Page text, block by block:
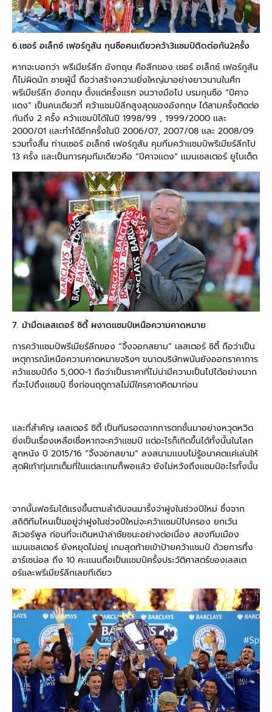
6.เซอร์ อเล็กซ์ เฟอร์กูสัน กุนซือคนเดียวคว้า3เเชมป์ติดต่อกัน2ครั้ง
หากจะบอกว่า พรีเมียร์ลีก อังกฤษ คือลีกของ เซอร์ อเล็กซ์ เฟอร์กูสัน
ก็ไม่ผิดนัก ชายผู้นี้ ถือว่าสร้างความยิ่งใหญ่มาอย่างยาวนานในศึก
พรีเมียร์ลีก อังกฤษ ตั้งเเต่ครั้งเเรก จนวางมือไป บรมกุนซือ “ปีศาจ
เเดง” เป็นคนเดียวที่ คว้าเเชมป์ลีกสูงสุดของอังกฤษ ได้สามครั้งติดต่อ
กันถึง 2 ครั้ง คว้าเเชมป์ได้ในปี 1998/99 , 1999/2000 เเละ
2000/01 เเละทำได้อีกครั้งในปี 2006/07, 2007/08 เเละ 2008/09
รวมทั้งสิ้น ท่านเซอร์ อเล็กซ์ เฟอร์กูสัน คุมทีมคว้าเเชมป์พรีเมียร์ลีกไป
13 ครั้ง เเละเป็นการคุมทีมเดียวคือ “ปีศาจเเดง” เเมนเชสเตอร์ ยูไนเต็ด
7. ม้ามืดเลสเตอร์ ซิตี้ ผงาดเเชมป์เหนือความคาดหมาย
การคว้าเเชมป์พรีเมียร์ลีกของ “จิ้งจอกสยาม” เลสเตอร์ ซิตี้ ถือว่าเป็น
เหตุการณ์เหนือความคาดหมายจริงๆ ขนาดบริษัทพนันยังออกราคาการ
คว้าแชมป์ถึง 5,000-1 ถือว่าเป็นราคาที่ไม่น่ามีความเป็นไปได้อย่างมาก
ที่จะไปถึงเเชมป์ ซึ่งก่อนฤดูกาลไม่มีใครคาดคิดมาก่อน
เเละที่สำคัญ เลสเตอร์ ซิตี้ เป็นทีมรอดจากการตกชั้นมาอย่างหวุดหวิด
ยิ่งเป็นเรื่องเหลือเชื่อหากจะคว้าเเชมป์ เเต่อะไรก็เกิดขึ้นได้ทั้งนั้นในโลก
ลูกหนัง ปี 2015/16 “จิ้งจอกสยาม” ลงสนามเเบบไม่รู้อนาคตเเค่เล่นให้
สุดฝีเท้าทุ่มเทเต็มที่ในเเต่ละเกมก็พอเเล้ว ยังไม่หวังถึงเเชมป์อะไรทั้งนั้น
จากนั้นฟอร์มได้เเรงขึ้นตามลำดับจนมารั้งจ่าฝูงในช่วงปีใหม่ ซึ่งจาก
สถิติทีมไหนเป็นอยู่จ่าฝูงในช่วงปีใหม่จะคว้าเเชมป์ไปครอง ยกเว้น
ลิเวอร์พูล ก่อนที่จะเดินหน้าล่าชัยชนะอย่างต่อเนื่อง สองทีมเมือง
เเมนเชสเตอร์ ยังหยุดไม่อยู่ เกมสุดท้ายเข้าป้ายคว้าเเชมป์ ด้วยการทิ้ง
อาร์เซน่อล ถึง 10 คะเเนนถือเป็นเเชมป์ครั้งประวัติศาสตร์ของเลสเต
อร์เเละพรีเมียร์ลีกเลยทีเดียว